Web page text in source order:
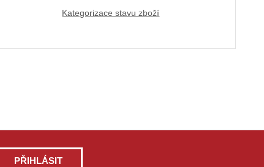
Kategorizace stavu zboží
PŘIHLÁSIT